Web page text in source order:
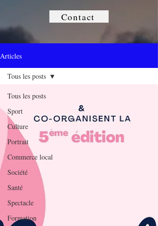
Contact
Articles
Tous les posts
Sport
Culture
Portrait
Commerce local
Société
Santé
Spectacle
Formation
Tous les posts